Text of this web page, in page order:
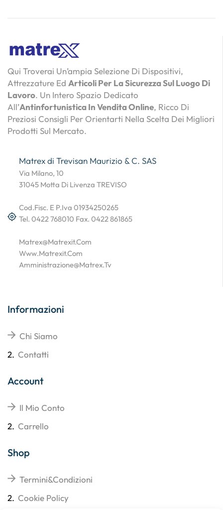
Qui Troverai Un’ampia Selezione Di Dispositivi,
Attrezzature Ed Articoli Per La Sicurezza Sul Luogo Di
Lavoro. Un Intero Spazio Dedicato
All’Antinfortunistica In Vendita Online, Ricco Di
Preziosi Consigli Per Orientarti Nella Scelta Dei Migliori
Prodotti Sul Mercato.
Matrex di Trevisan Maurizio & C. SAS
Via Milano, 10
31045 Motta Di Livenza TREVISO
Cod.Fisc. E P.Iva 01934250265
Tel. 0422 768010 Fax. 0422 861865
Matrex@matrexit.com
Www.matrexit.com
Amministrazione@matrex.tv
Informazioni
Chi Siamo
2. Contatti
Account
Il Mio Conto
2. Carrello
Shop
Termini&Condizioni
2. Cookie Policy